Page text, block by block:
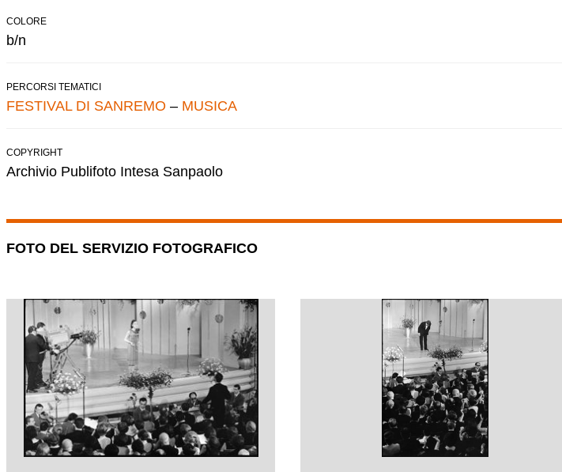
COLORE
b/n
PERCORSI TEMATICI
FESTIVAL DI SANREMO – MUSICA
COPYRIGHT
Archivio Publifoto Intesa Sanpaolo
FOTO DEL SERVIZIO FOTOGRAFICO